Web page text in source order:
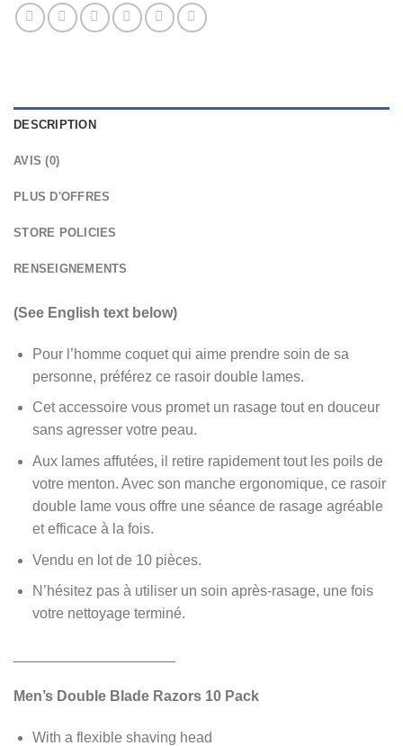
DESCRIPTION
AVIS (0)
PLUS D'OFFRES
STORE POLICIES
RENSEIGNEMENTS
(See English text below)
Pour l’homme coquet qui aime prendre soin de sa
personne, préférez ce rasoir double lames.
Cet accessoire vous promet un rasage tout en douceur
sans agresser votre peau.
Aux lames affutées, il retire rapidement tout les poils de
votre menton. Avec son manche ergonomique, ce rasoir
double lame vous offre une séance de rasage agréable
et efficace à la fois.
Vendu en lot de 10 pièces.
N’hésitez pas à utiliser un soin après-rasage, une fois
votre nettoyage terminé.
Men’s Double Blade Razors 10 Pack
With a flexible shaving head